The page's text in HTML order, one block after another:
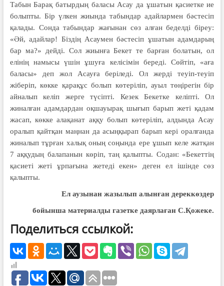
Табын Барақ батырдың баласы Асау да ұшатын қасиетке ие
болыпты. Бір үлкен жиында табындар адайлармен бәстесіп
қалады. Сонда табындар жағынан сөз алған беделді біреу:
«Әй, адайлар! Біздің Асаумен бәстесіп ұшатын адамдарың
бар ма?» дейді. Сол жиынға Бекет те барған болатын, ол
елінің намысы үшін ұшуға келісімін береді. Сөйтіп, «аға
баласы» деп жол Асауға беріледі. Ол жерді теуіп-теуіп
жіберіп, көкке қарақұс болып көтеріліп, ауыл төңірегін бір
айналып келіп жерге түсіпті. Кезек Бекетке келіпті. Ол
жиналған адамдардан оқшауырақ шығып барып жеті қадам
жасап, көкке алақанат аққу болып көтеріліп, алдында Асау
оралып қайтқан маңнан да асыңқырап барып кері оралғанда
жиналып тұрған халық оның соңында ере ұшып келе жатқан
7 аққудың балапанын көріп, таң қалыпты. Содан: «Бекеттің
қасиеті жеті ұрпағына жетеді екен» деген ел ішінде сөз
қалыпты.
Ел аузынан жазылып алынған дереккөздер
бойынша материалды газетке даярлаған С.Қожеке.
Поделиться ссылкой: